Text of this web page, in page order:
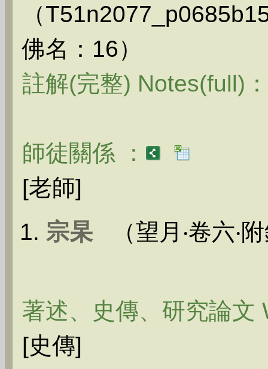
（
佛名：16）
註解(完整) Notes(full)：
師徒關係 ：
[老師]
宗杲（望月‧卷六‧
著述、史傳、研究論文
[史傳]